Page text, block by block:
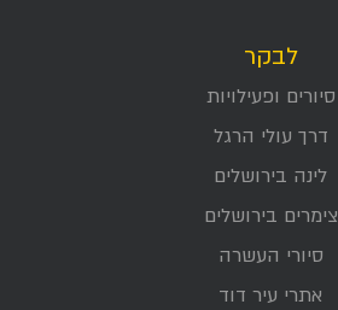
לבקר
סיורים ופעילויות
דרך עולי הרגל
לינה בירושלים
צימרים בירושלים
סיורי העשרה
אתרי עיר דוד